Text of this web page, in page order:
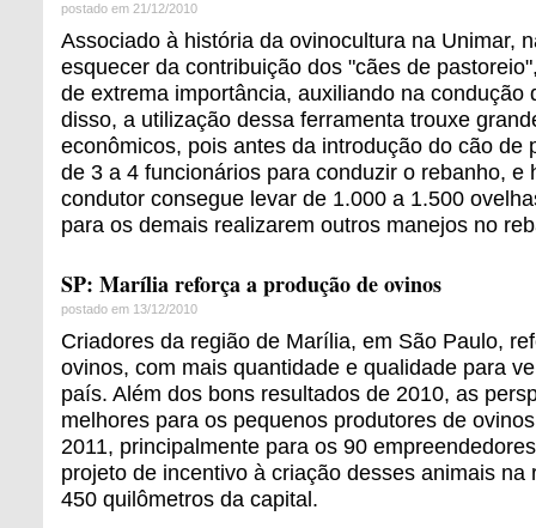
postado em 21/12/2010
Associado à história da ovinocultura na Unimar,
esquecer da contribuição dos "cães de
de extrema importância, auxiliando na condução
disso, a utilização dessa ferramenta trouxe
econômicos, pois antes da introdução do cão de
de 3 a 4 funcionários para conduzir o rebanho, e
condutor consegue levar de 1.000 a 1.500
para os demais realizarem outros manejos no
SP: Marília reforça a produção de ovinos
postado em 13/12/2010
Criadores da região de Marília, em São Paulo,
ovinos, com mais quantidade e qualidade para
país. Além dos bons resultados de 2010, as
melhores para os pequenos produtores de
2011, principalmente para os 90
projeto de incentivo à criação desses animais na
450 quilômetros da capital.